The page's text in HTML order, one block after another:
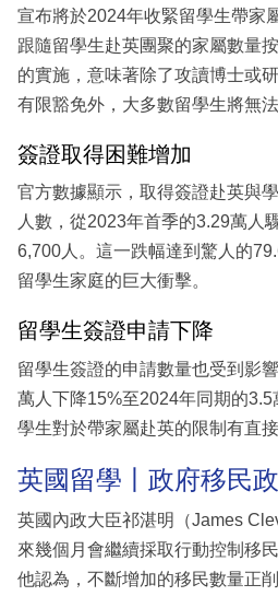
宣布將於2024年收緊留學生帶家
跟隨留學生赴英團聚的家屬數量
的實施，意味著除了攻讀博士或
有限豁免外，大多數留學生將無
簽證取得困難增加
官方數據顯示，取得簽證赴英與
人數，從2023年首季的3.29萬人
6,700人。這一跌幅達到驚人的
留學生家庭的巨大衝擊。
留學生簽證申請下降
留學生簽證的申請數量也受到影
萬人下降15%至2024年同期的
學生對於帶家屬赴英的限制有直接
英國留學丨政府移民
英國內政大臣祁湛明（James
來幾個月會繼續採取行動控制移
他認為，不斷增加的移民數量正